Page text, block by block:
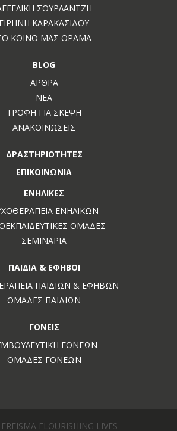
ΣΟΥΡΛΑΝΤΖΉ
ΕΙΡΉΝΗ ΚΑΡΑΚΑΣΊΔΟΥ
ΚΟΙΝΌ ΜΑΣ ΌΡΑΜΑ
BLOG
ΆΡΘΡΑ
ΝΈΑ
ΤΡΟΦΉ ΓΙΑ ΣΚΈΨΗ
ΑΝΑΚΟΙΝΏΣΕΙΣ
ΔΡΑΣΤΗΡΙΌΤΗΤΕΣ
ΕΠΙΚΟΙΝΩΝΊΑ
ΕΝΉΛΙΚΕΣ
ΕΝΗΛΊΚΩΝ
ΟΜΆΔΕΣ
ΣΕΜΙΝΆΡΙΑ
ΠΑΙΔΙΆ & ΈΦΗΒΟΙ
ΠΑΙΔΙΏΝ & ΕΦΉΒΩΝ
ΟΜΆΔΕΣ ΠΑΙΔΙΏΝ
ΓΟΝΕΊΣ
ΓΟΝΈΩΝ
ΟΜΆΔΕΣ ΓΟΝΈΩΝ
EREISMA FLOURISHING LIVES